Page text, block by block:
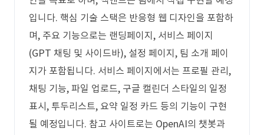
입니다. 핵심 기술 스택은 반응형 웹 디자인을 포함하
며, 주요 기능으로는 랜딩페이지, 서비스 페이지
(GPT 채팅 및 사이드바), 설정 페이지, 팀 소개 페이
지가 포함됩니다. 서비스 페이지에서는 프로필 관리,
채팅 기능, 파일 업로드, 구글 캘린더 스타일의 일정
표시, 투두리스트, 요약 일정 카드 등의 기능이 구현
될 예정입니다. 참고 사이트로는 OpenAI의 챗봇과